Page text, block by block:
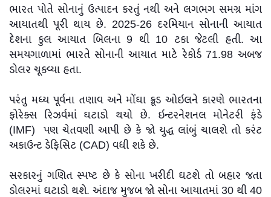
ભારત પોતે સોનાનું ઉત્પાદન કરતું નથી અને લગભગ સમગ્ર માંગ
આયાતથી પૂરી થાય છે. 2025-26 દરમિયાન સોનાની આયાત
દેશના કુલ આયાત બિલના 9 થી 10 ટકા જેટલી હતી. આ
સમયગાળામાં ભારતે સોનાની આયાત માટે રેકોર્ડ 71.98 અબજ
ડોલર ચૂકવ્યા હતા.
પરંતુ મધ્ય પૂર્વના તણાવ અને મોંઘા ક્રૂડ ઓઇલને કારણે ભારતના
ફોરેક્સ રિઝર્વમાં ઘટાડો થયો છે. ઇન્ટરનેશનલ મોનેટરી ફંડે
(IMF) પણ ચેતવણી આપી છે કે જો યુદ્ધ લાંબું ચાલશે તો કરંટ
અકાઉન્ટ ડેફિસિટ (CAD) વધી શકે છે.
સરકારનું ગણિત સ્પષ્ટ છે કે સોના ખરીદી ઘટશે તો બહાર જતા
ડોલરમાં ઘટાડો થશે. અંદાજ મુજબ જો સોના આયાતમાં 30 થી 40